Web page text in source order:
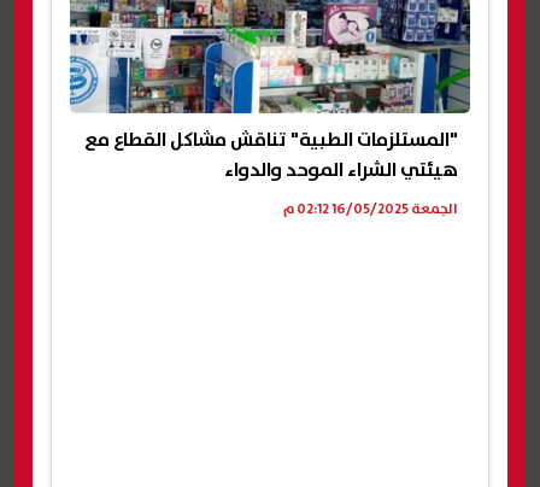
"المستلزمات الطبية" تناقش مشاكل القطاع مع
هيئتي الشراء الموحد والدواء
الجمعة 16/05/2025 02:12 م